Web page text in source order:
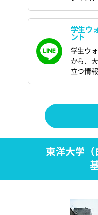
学生ウ
ント
学生ウ
から、
立つ情
東洋大学（